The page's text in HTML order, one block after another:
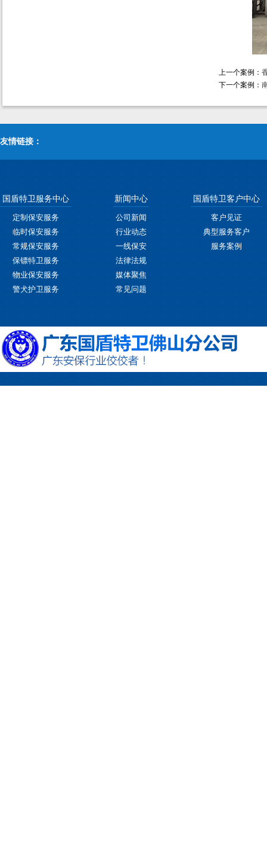
上一个案例：
下一个案例：
友情链接：
国盾特卫服务中心
定制保安服务
临时保安服务
常规保安服务
保镖特卫服务
物业保安服务
警犬护卫服务
新闻中心
公司新闻
行业动态
一线保安
法律法规
媒体聚焦
常见问题
国盾特卫客户中心
客户见证
典型服务客户
服务案例